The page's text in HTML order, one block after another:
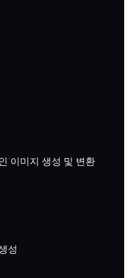
이미지 생성 및 변환
성